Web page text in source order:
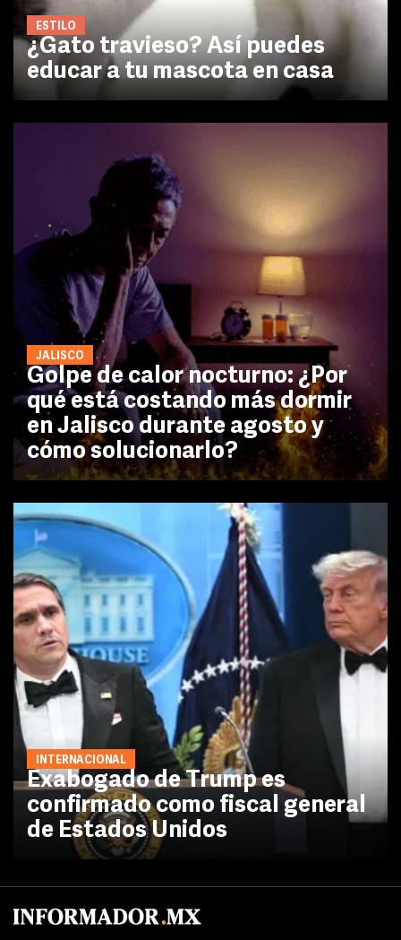
ESTILO
¿Gato travieso? Así puedes
educar a tu mascota en casa
JALISCO
Golpe de calor nocturno: ¿Por
qué está costando más dormir
en Jalisco durante agosto y
cómo solucionarlo?
INTERNACIONAL
Exabogado de Trump es
confirmado como fiscal general
de Estados Unidos